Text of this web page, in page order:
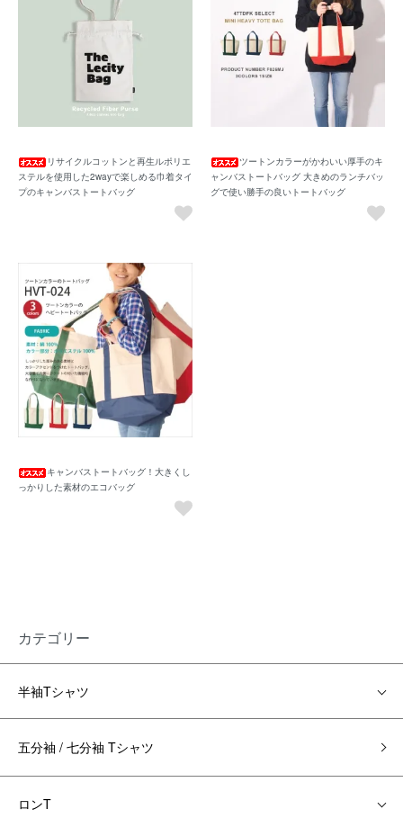
リサイクルコットンと再生ルポリエ
ステルを使用した2wayで楽しめる巾着タイ
プのキャンバストートバッグ
ツートンカラーがかわいい厚手のキ
ャンバストートバッグ 大きめのランチバッ
グで使い勝手の良いトートバッグ
キャンバストートバッグ！大きくし
っかりした素材のエコバッグ
カテゴリー
半袖Tシャツ
五分袖 / 七分袖 Tシャツ
ロンT